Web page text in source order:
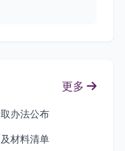
更多
办法公布
材料清单